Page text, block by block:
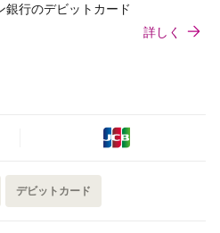
銀行のデビットカード
詳しく
デビットカード